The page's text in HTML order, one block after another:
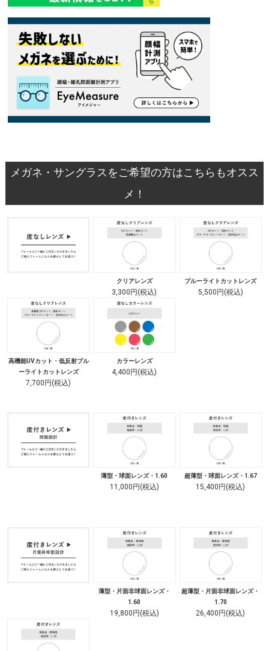
メガネ・サングラスをご希望の方はこちらもオスス
メ！
クリアレンズ
3,300円(税込)
ブルーライトカットレンズ
5,500円(税込)
高機能UVカット・低反射ブル
ーライトカットレンズ
7,700円(税込)
カラーレンズ
4,400円(税込)
薄型・球面レンズ・1.60
11,000円(税込)
超薄型・球面レンズ・1.67
15,400円(税込)
薄型・片面非球面レンズ・
1.60
19,800円(税込)
超薄型・片面非球面レンズ・
1.70
26,400円(税込)